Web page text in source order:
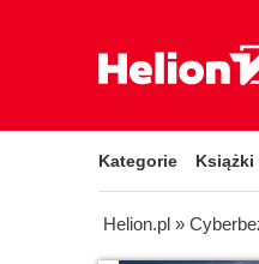
Kategorie Książki
Helion.pl »